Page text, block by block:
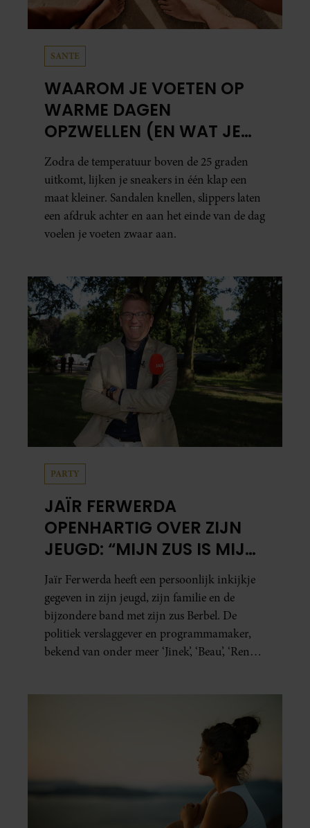
SANTE
WAAROM JE VOETEN OP
WARME DAGEN
OPZWELLEN (EN WAT JE
ERAAN KUNT DOEN)
Zodra de temperatuur boven de 25 graden
uitkomt, lijken je sneakers in één klap een
maat kleiner. Sandalen knellen, slippers laten
een afdruk achter en aan het einde van de dag
voelen je voeten zwaar aan.
PARTY
JAÏR FERWERDA
OPENHARTIG OVER ZIJN
JEUGD: “MIJN ZUS IS MIJN
MORELE KOMPAS”
Jaïr Ferwerda heeft een persoonlijk inkijkje
gegeven in zijn jeugd, zijn familie en de
bijzondere band met zijn zus Berbel. De
politiek verslaggever en programmamaker,
bekend van onder meer ‘Jinek’, ‘Beau’, ‘Renze’,